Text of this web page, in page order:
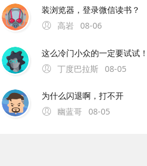
装浏览器，登录微信读书？
高岩 08-06
丁度巴拉斯 08-05
为什么闪退啊，打不开
幽蓝哥
08-05